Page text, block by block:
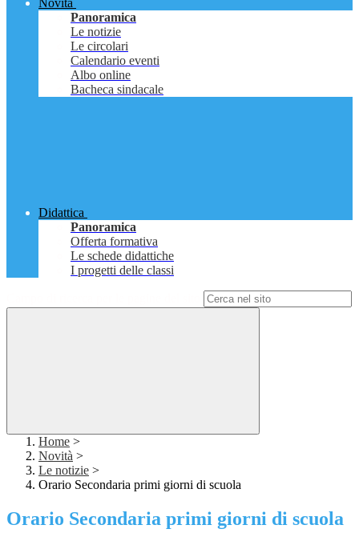
Novità
Panoramica
Le notizie
Le circolari
Calendario eventi
Albo online
Bacheca sindacale
Didattica
Panoramica
Offerta formativa
Le schede didattiche
I progetti delle classi
Home >
Novità >
Le notizie >
Orario Secondaria primi giorni di scuola
Orario Secondaria primi giorni di scuola